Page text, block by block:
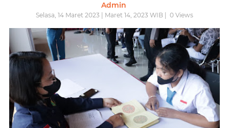
Admin
Selasa, 14 Maret 2023 | Maret 14, 2023 WIB | 0 Views